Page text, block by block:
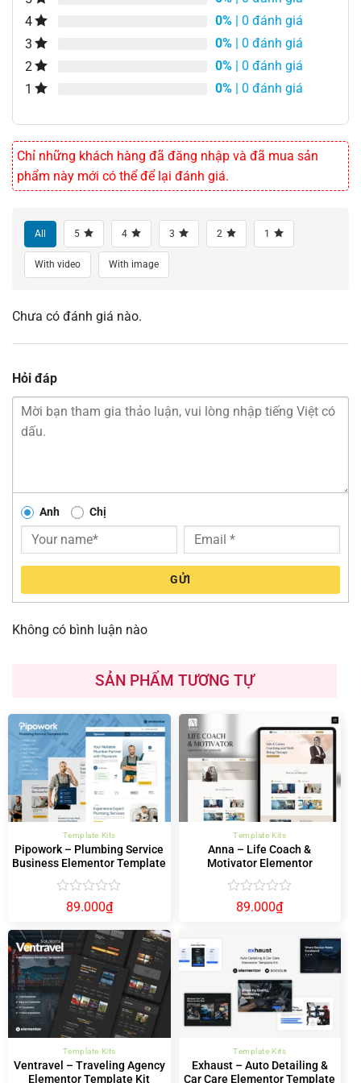
4
0% | 0 đánh giá
3
0% | 0 đánh giá
2
0% | 0 đánh giá
1
0% | 0 đánh giá
Chỉ những khách hàng đã đăng nhập và đã mua sản
phẩm này mới có thể để lại đánh giá.
All 5 4 3 2 1
With video With image
Chưa có đánh giá nào.
Hỏi đáp
Anh Chị
GỬI
Không có bình luận nào
SẢN PHẨM TƯƠNG TỰ
Template Kits
Pipowork – Plumbing Service
Business Elementor Template
Kits
Được
hạng
0
5
sao
89.000₫
Template Kits
Anna – Life Coach &
Motivator Elementor
Template Kit
Được
sao
89.000₫
Template Kits
Ventravel – Traveling Agency
Elementor Template Kit
Template Kits
Exhaust – Auto Detailing &
Car Care Elementor Template